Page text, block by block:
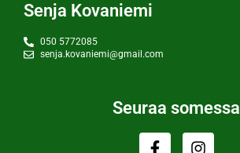
Senja Kovaniemi
050 5772085
senja.kovaniemi@gmail.com
Seuraa somessa